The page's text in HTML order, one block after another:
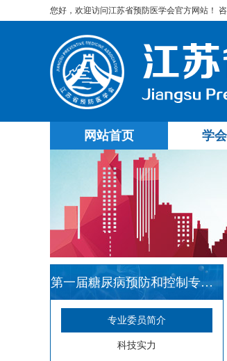
您好，欢迎访问江苏省预防医学会官方网站！
网站首页 学
第一届糖尿病预防和控制专业委员会
专业委员简介
科技实力